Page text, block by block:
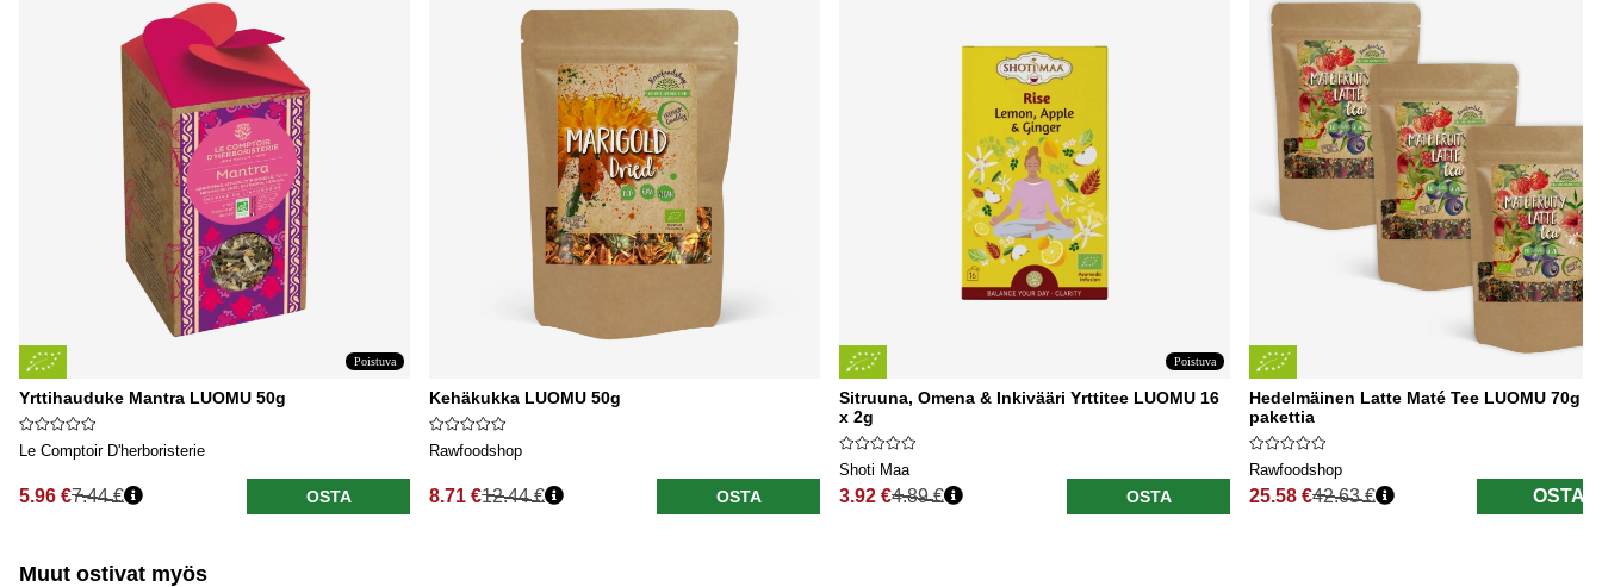
Poistuva
Yrttihauduke Mantra LUOMU 50g
Le Comptoir D'herboristerie
5.96 €
Normaali hinta
7.44 € OSTA
Kehäkukka LUOMU 50g
Rawfoodshop
8.71 €
Normaali hinta
12.44 € OSTA
Poistuva
Sitruuna, Omena & Inkivääri Yrttitee LUOMU 16
x 2g
Shoti Maa
3.92 €
Normaali hinta
4.89 € OSTA
Hedelmäinen Latte Maté Tee LUOMU 70g x
pakettia
Rawfoodshop
25.58 €
Normaali hinta
42.63 € OSTA
Muut ostivat myös